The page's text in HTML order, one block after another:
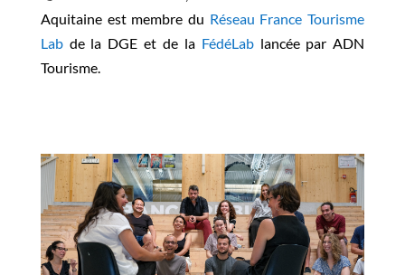
Aquitaine est membre du Réseau France Tourisme
Labde la DGE et de la FédéLablancée par ADN
Tourisme.